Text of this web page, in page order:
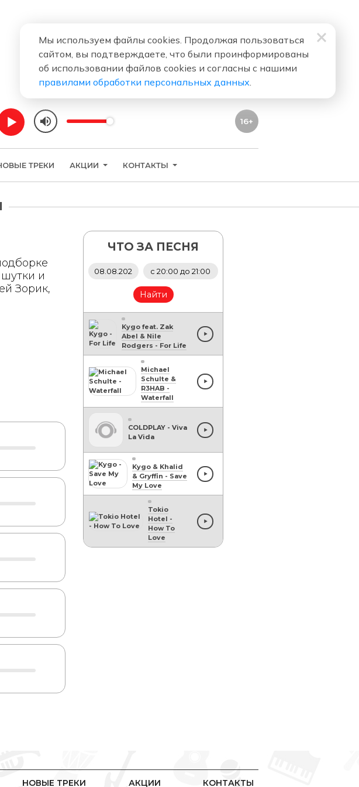
16+
ТРЕКИ АКЦИИ КОНТАКТЫ
и
Зорик,
ЧТО ЗА ПЕСНЯ
Найти
Kygo feat. Zak
Abel & Nile
Rodgers - For Life
Michael
Schulte &
R3HAB -
Waterfall
COLDPLAY - Viva
La Vida
Kygo & Khalid
& Gryffin - Save
My Love
Tokio
Hotel -
How To
Love
НОВЫЕ ТРЕКИ АКЦИИ КОНТАКТЫ
Мы используем файлы cookies. Продолжая пользоваться
сайтом, вы подтверждаете, что были проинформированы
об использовании файлов cookies и согласны с нашими
правилами обработки персональных данных.